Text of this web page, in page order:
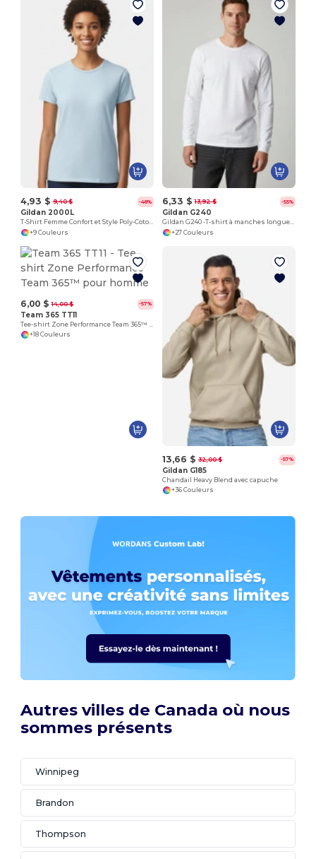
4,93 $ 9,40 $ -48%
Gildan 2000L
T-Shirt Femme Confort et Style Poly-Coton
+9 Couleurs
6,33 $ 13,92 $ -55%
Gildan G240
Gildan G240 -T-shirt à manches longues en coton| Wordans
+27 Couleurs
6,00 $ 14,00 $ -57%
Team 365 TT11
+18 Couleurs
13,66 $ 32,00 $ -57%
Gildan G185
Chandail Heavy Blend avec capuche
+36 Couleurs
Autres villes de Canada où nous
sommes présents
Winnipeg
Brandon
Thompson